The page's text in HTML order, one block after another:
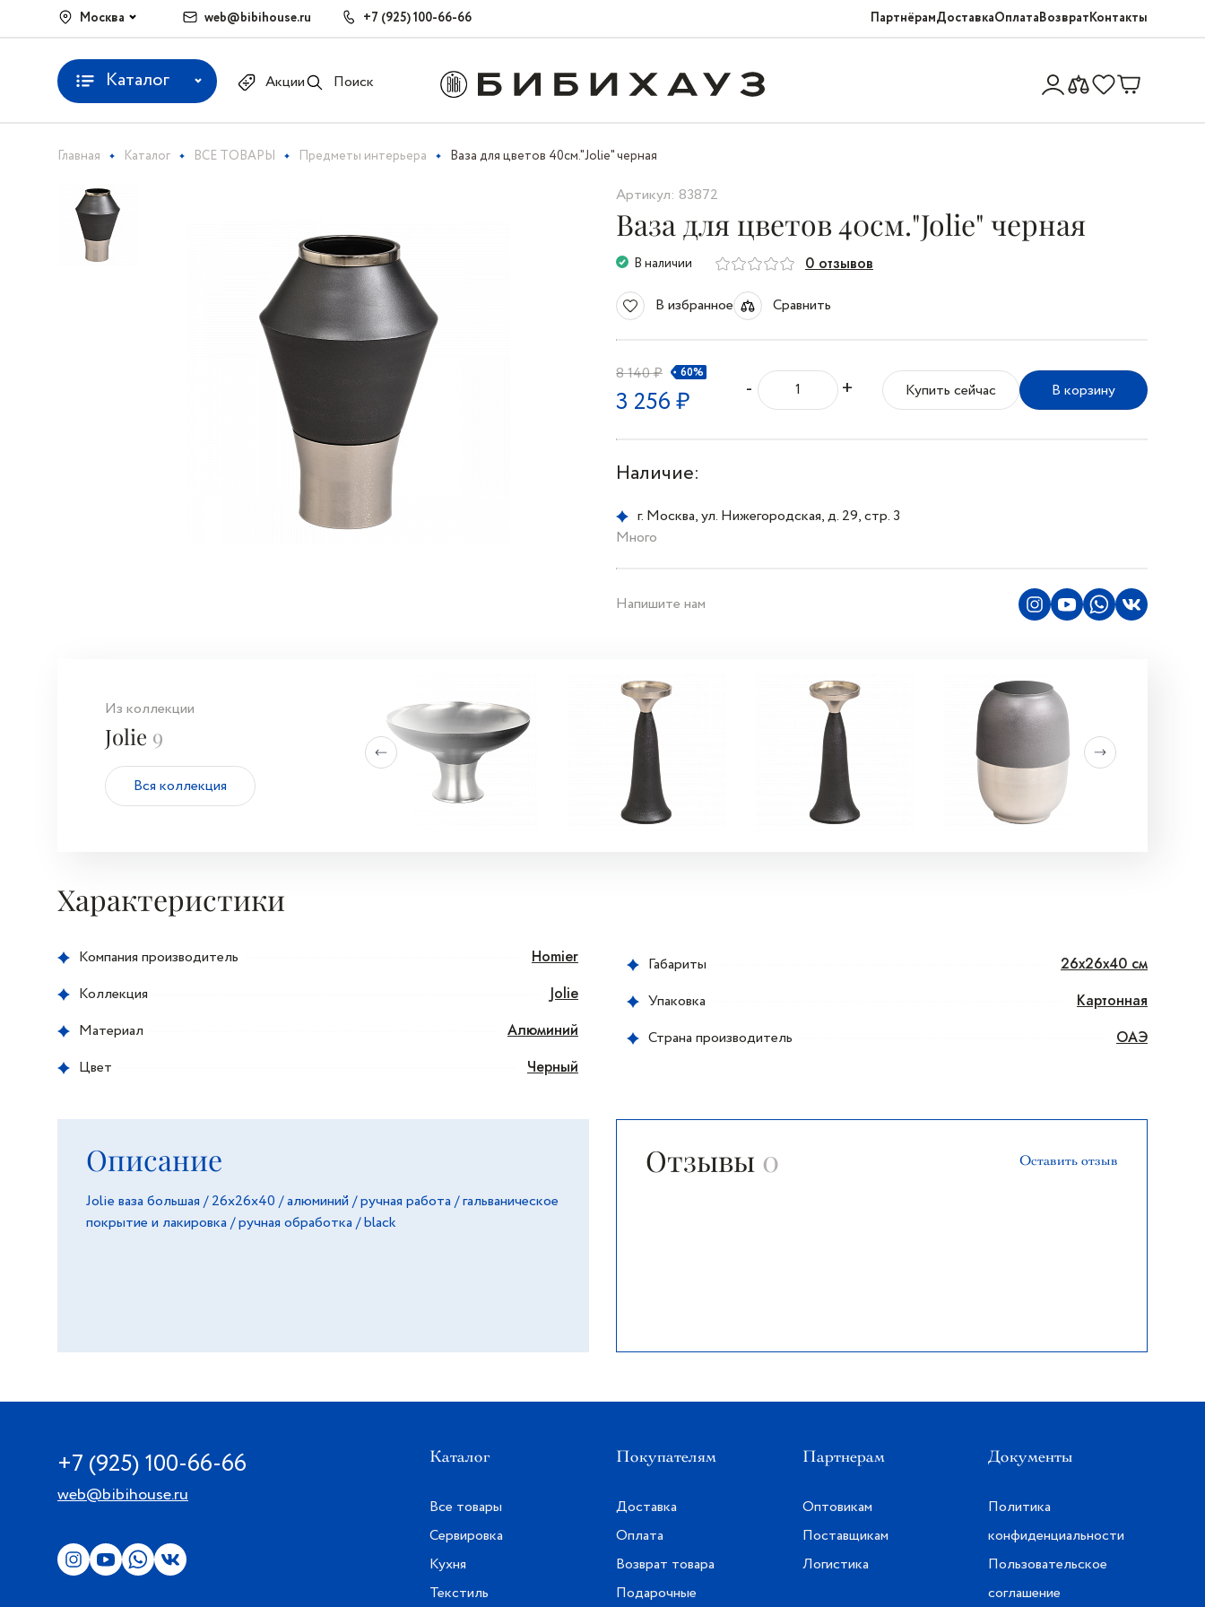
Москва web@bibihouse.ru +7 (925) 100-66-66 ПартнёрамДоставкаОплатаВозвратКонтакты
Каталог Акции Поиск
Главная Каталог ВСЕ ТОВАРЫ Предметы интерьера Ваза для цветов 40см."Jolie" черная
Артикул: 83872
Ваза для цветов 40см."Jolie" черная
В наличии 0 отзывов
В избранное Сравнить
8 140 ₽ 60%
3 256 ₽ - + Купить сейчас В корзину
Наличие:
г. Москва, ул. Нижегородская, д. 29, стр. 3
Много
Напишите нам
Из коллекции
Jolie 9
Вся коллекция
Характеристики
Компания производитель
Homier
Коллекция
Jolie
Материал
Алюминий
Цвет
Черный
Габариты
26x26x40 см
Упаковка
Картонная
Страна производитель
ОАЭ
Описание
Jolie ваза большая / 26х26х40 / алюминий / ручная работа / гальваническое
покрытие и лакировка / ручная обработка / black
Отзывы 0 Оставить отзыв
+7 (925) 100-66-66
web@bibihouse.ru
Каталог
Все товары
Сервировка
Кухня
Текстиль
Покупателям
Доставка
Оплата
Возврат товара
Подарочные
Партнерам
Оптовикам
Поставщикам
Логистика
Документы
Политика
конфиденциальности
Пользовательское
соглашение